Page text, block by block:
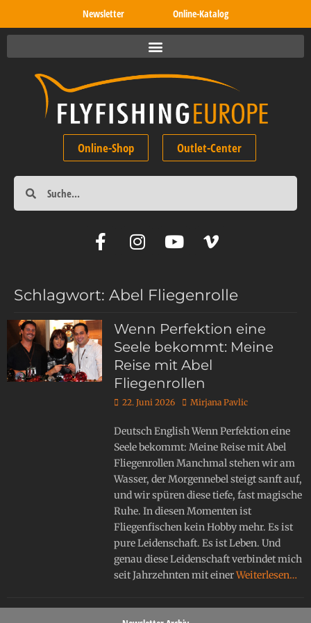
Newsletter Online-Katalog
Online-Shop Outlet-Center
Schlagwort: Abel Fliegenrolle
Wenn Perfektion eine
Seele bekommt: Meine
Reise mit Abel
Fliegenrollen
22. Juni 2026 Mirjana Pavlic
Deutsch English Wenn Perfektion eine
Seele bekommt: Meine Reise mit Abel
Fliegenrollen Manchmal stehen wir am
Wasser, der Morgennebel steigt sanft auf,
und wir spüren diese tiefe, fast magische
Ruhe. In diesen Momenten ist
Fliegenfischen kein Hobby mehr. Es ist
pure Leidenschaft. Es ist Leben. Und
genau diese Leidenschaft verbindet mich
seit Jahrzehnten mit einerWeiterlesen…